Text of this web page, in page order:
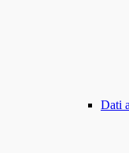
Dati